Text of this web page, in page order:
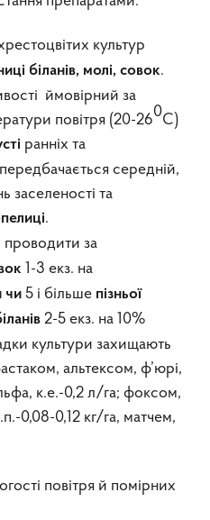
культур
біланів, молі, совок.
ймовірний за
повітря (20-260С)
ранніх та
середній,
заселеності та
.
проводити за
1-3 екз. на
чи 5 і більше пізньої
2-5 екз. на 10%
культури захищають
альтексом, ф’юрі,
к.е.-0,2 л/га; фоксом,
0,08-0,12 кг/га, матчем,
повітря й помірних